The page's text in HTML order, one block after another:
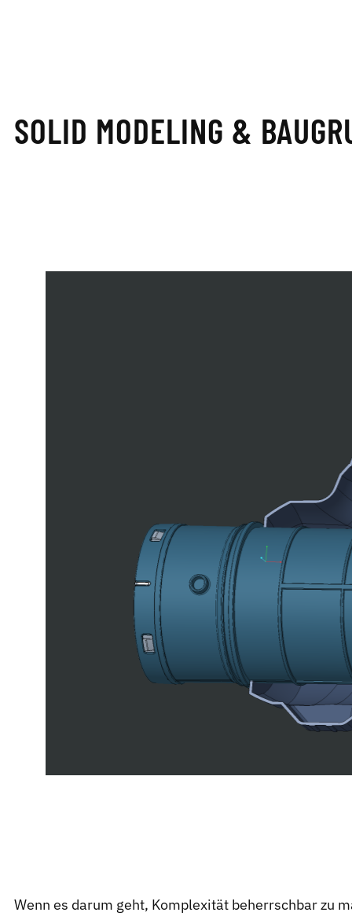
SOLID MODELING &
Wenn es darum geht, Komplexität beherrschbar zu